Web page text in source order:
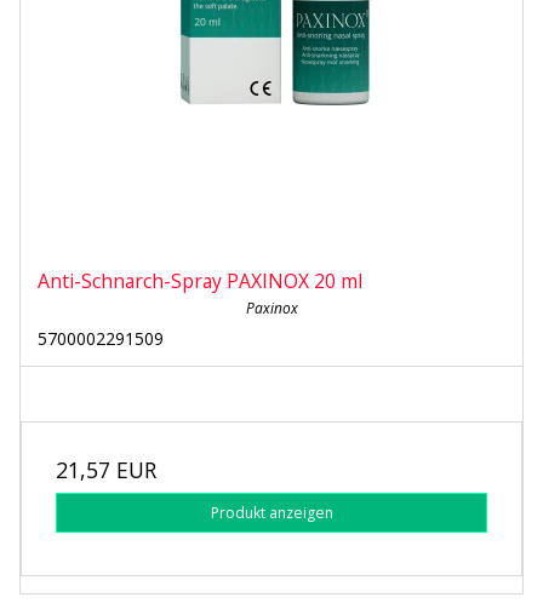
Anti-Schnarch-Spray PAXINOX 20 ml
Paxinox
5700002291509
21,57 EUR
Produkt anzeigen